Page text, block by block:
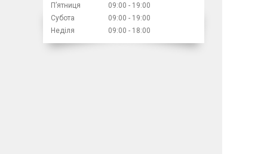
Пʼятниця
09:00
19:00
Субота
09:00
19:00
Неділя
09:00 18:00